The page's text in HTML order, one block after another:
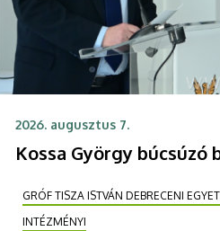
2026. augusztus 7.
Kossa György búcsúzó
GRÓF TISZA ISTVÁN DEBRECENI
INTÉZMÉNYI